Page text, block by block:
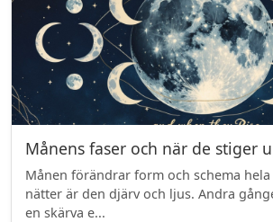
Månens faser och när de stiger
Månen förändrar form och schema hela
nätter är den djärv och ljus. Andra
en skärva e...